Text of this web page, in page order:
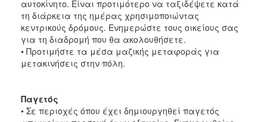
αυτοκίνητο. Είναι προτιμότερο να ταξιδέψετε κατά
τη διάρκεια της ημέρας χρησιμοποιώντας
κεντρικούς δρόμους. Ενημερώστε τους οικείους σας
για τη διαδρομή που θα ακολουθήσετε.
• Προτιμήστε τα μέσα μαζικής μεταφοράς για
μετακινήσεις στην πόλη.
Παγετός
• Σε περιοχές όπου έχει δημιουργηθεί παγετός